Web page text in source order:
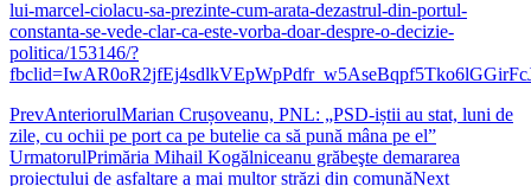
lui-marcel-ciolacu-sa-prezinte-cum-arata-dezastrul-din-portul-
constanta-se-vede-clar-ca-este-vorba-doar-despre-o-decizie-
politica/153146/?
PrevAnteriorulMarian Crușoveanu, PNL: „PSD-iștii au stat, luni de
zile, cu ochii pe port ca pe butelie ca să pună mâna pe el”
UrmatorulPrimăria Mihail Kogălniceanu grăbeşte demararea
proiectului de asfaltare a mai multor străzi din comunăNext